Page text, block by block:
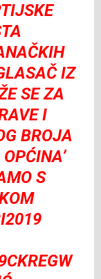
IZ
SE ZA
I
BROJA
S